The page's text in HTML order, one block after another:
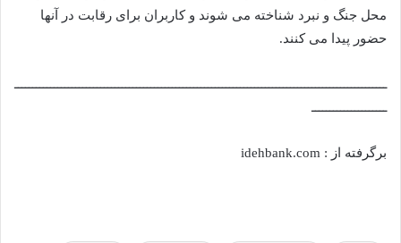
محل جنگ و نبرد شناخته می شوند و کاربران برای رقابت در آنها
حضور پیدا می کنند.
ــــــــــــــــــــــــــــــــــــــــــــــــــــــــــــــــــــــــــــــــــــــــــــــــــــــــ
ـــــــــــــــــــــ
برگرفته از : idehbank.com